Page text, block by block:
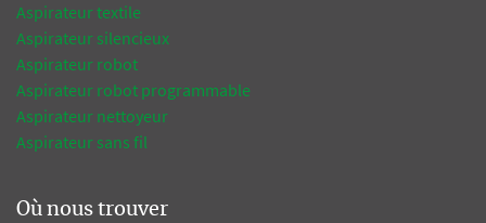
Aspirateur textile
Aspirateur silencieux
Aspirateur robot
Aspirateur robot programmable
Aspirateur nettoyeur
Aspirateur sans fil
Où nous trouver